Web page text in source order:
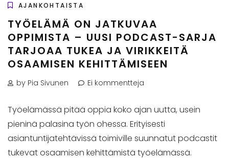
AJANKOHTAISTA
TYÖELÄMÄ ON JATKUVAA
OPPIMISTA – UUSI PODCAST-SARJA
TARJOAA TUKEA JA VIRIKKEITÄ
OSAAMISEN KEHITTÄMISEEN
by Pia Sivunen Ei kommentteja
Työelämässä pitää oppia koko ajan uutta, usein
pieninä palasina työn ohessa. Erityisesti
asiantuntijatehtävissä toimiville suunnatut podcastit
tukevat osaamisen kehittämistä työelämässä.